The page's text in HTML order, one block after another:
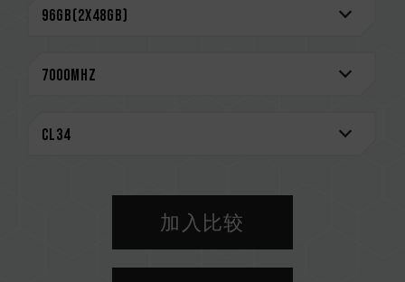
搭载 RGB 智能控制芯片 支持多家灯效控制软件
（美国发明专利：US12111715B2）
兼容平台完整信息，可至
进一步了
请勿混合使用不同容量、频率、品牌、型号的内
存。每一组套装中的内存皆通过兼容性测试配对而
成。若混合使用不同套装的内存，将可能导致系统
加入比较